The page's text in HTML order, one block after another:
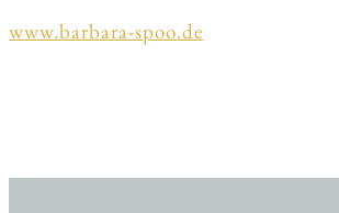
www.barbara-spoo.de